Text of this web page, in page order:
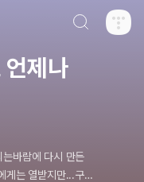
언제나
바람에 다시 만든
게는 열받지만...구